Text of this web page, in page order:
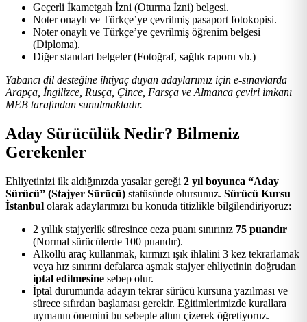
Geçerli İkametgah İzni (Oturma İzni) belgesi.
Noter onaylı ve Türkçe’ye çevrilmiş pasaport fotokopisi.
Noter onaylı ve Türkçe’ye çevrilmiş öğrenim belgesi
(Diploma).
Diğer standart belgeler (Fotoğraf, sağlık raporu vb.)
Yabancı dil desteğine ihtiyaç duyan adaylarımız için e-sınavlarda
Arapça, İngilizce, Rusça, Çince, Farsça ve Almanca çeviri imkanı
MEB tarafından sunulmaktadır.
Aday Sürücülük Nedir? Bilmeniz
Gerekenler
Ehliyetinizi ilk aldığınızda yasalar gereği 2 yıl boyunca “Aday
Sürücü” (Stajyer Sürücü) statüsünde olursunuz. Sürücü Kursu
İstanbul olarak adaylarımızı bu konuda titizlikle bilgilendiriyoruz:
2 yıllık stajyerlik süresince ceza puanı sınırınız 75 puandır
(Normal sürücülerde 100 puandır).
Alkollü araç kullanmak, kırmızı ışık ihlalini 3 kez tekrarlamak
veya hız sınırını defalarca aşmak stajyer ehliyetinin doğrudan
iptal edilmesine sebep olur.
İptal durumunda adayın tekrar sürücü kursuna yazılması ve
sürece sıfırdan başlaması gerekir. Eğitimlerimizde kurallara
uymanın önemini bu sebeple altını çizerek öğretiyoruz.